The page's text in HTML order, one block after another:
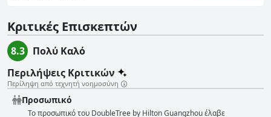
Κριτικές Επισκεπτών
8.3
Πολύ Καλό
Περιλήψεις Κριτικών
Περίληψη από τεχνητή νοημοσύνη
Προσωπικό
Το προσωπικό του DoubleTree by Hilton Guangzhou έλαβε